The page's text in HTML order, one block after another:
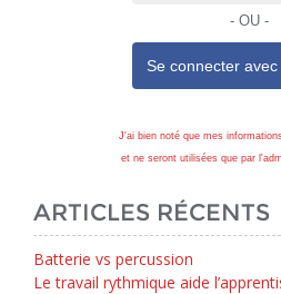
- OU -
Se connecter avec
J'ai bien noté que mes
et ne seront utilisées que par
ARTICLES RÉCENTS
Batterie vs percussion
Le travail rythmique aide